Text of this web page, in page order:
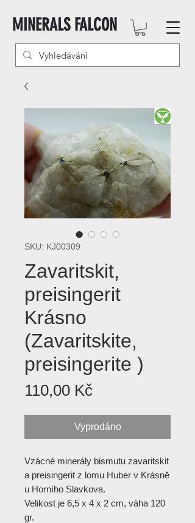
MINERALS FALCON
SKU: KJ00309
Zavaritskit,
preisingerit
Krásno
(Zavaritskite,
preisingerite )
110,00 KčCena
Vyprodáno
Vzácné minerály bismutu zavaritskit
a preisingerit z lomu Huber v Krásně
u Horního Slavkova.
Velikost je 6,5 x 4 x 2 cm, váha 120
gr.